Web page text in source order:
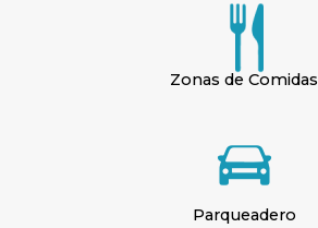
Zonas de Comidas
Parqueadero